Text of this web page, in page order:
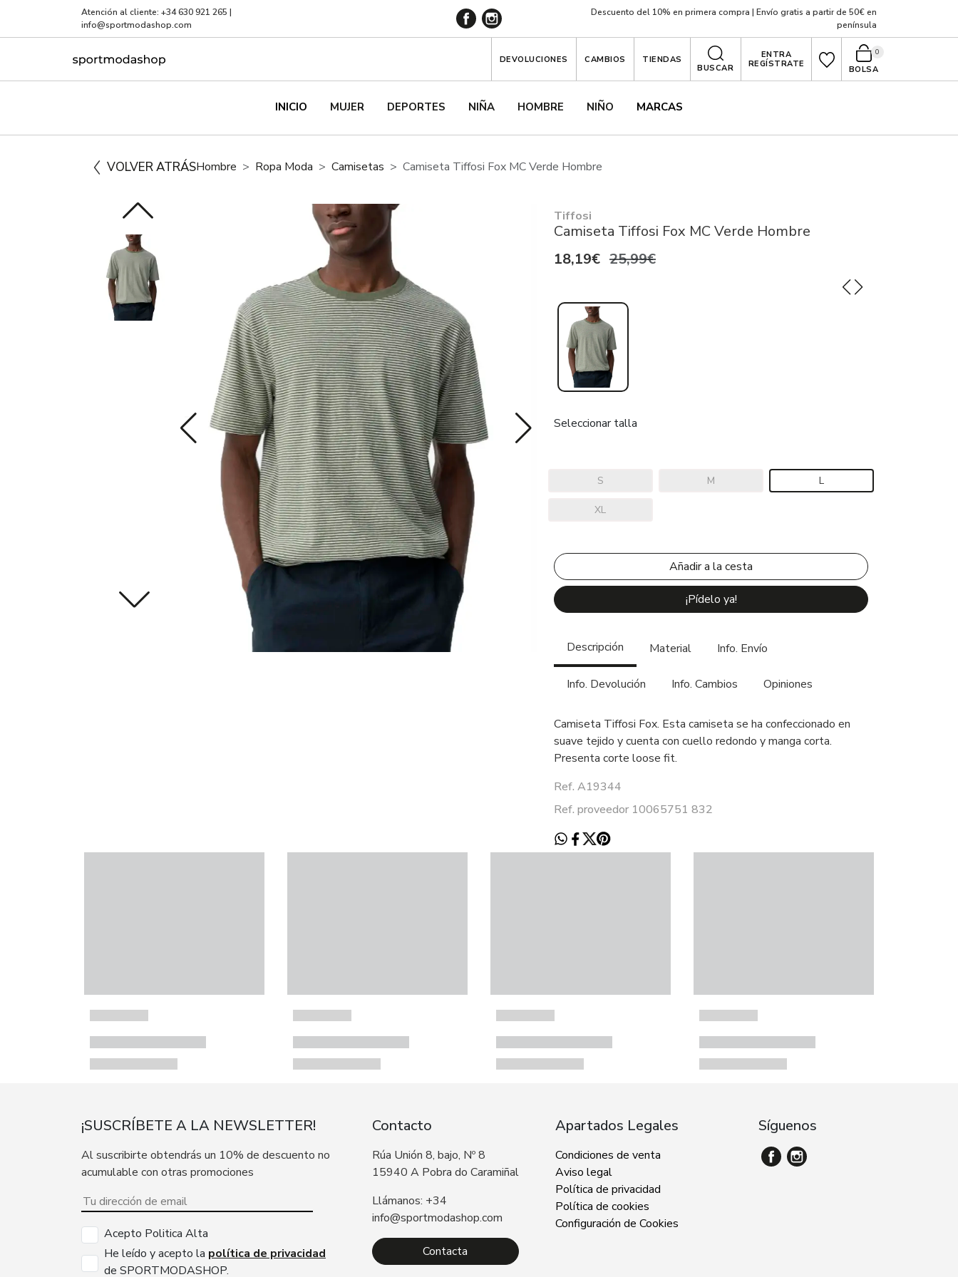
Atención al cliente: +34 630 921 265 |
info@sportmodashop.com
Descuento del 10% en primera compra | Envío gratis a partir de 50€ en
península
INICIO MUJER DEPORTES NIÑA HOMBRE NIÑO MARCAS
DEVOLUCIONES CAMBIOS
TIENDAS
BUSCAR
ENTRA
REGÍSTRATE
BOLSA
0
VOLVER ATRÁSHombre Ropa Moda Camisetas Camiseta Tiffosi Fox MC Verde Hombre
Tiffosi
Camiseta Tiffosi Fox MC Verde Hombre
18,19€ 25,99€
Seleccionar talla
S M L
XL
¡Pídelo ya!
Descripción Material Info. Envío
Info. Devolución Info. Cambios Opiniones
Camiseta Tiffosi Fox. Esta camiseta se ha confeccionado en
suave tejido y cuenta con cuello redondo y manga corta.
Presenta corte loose fit.
Ref. A19344
Ref. proveedor 10065751 832
¡SUSCRÍBETE A LA NEWSLETTER!
Al suscribirte obtendrás un 10% de descuento no
acumulable con otras promociones
Acepto Politica Alta
He leído y acepto la política de privacidad
de SPORTMODASHOP.
Contacto
Rúa Unión 8, bajo, Nº 8
15940 A Pobra do Caramiñal
Llámanos: +34
info@sportmodashop.com
Contacta
Apartados Legales
Condiciones de venta
Aviso legal
Política de privacidad
Política de cookies
Configuración de Cookies
Síguenos